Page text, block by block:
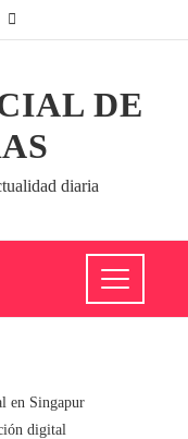
DE
diaria
en Singapur
digital